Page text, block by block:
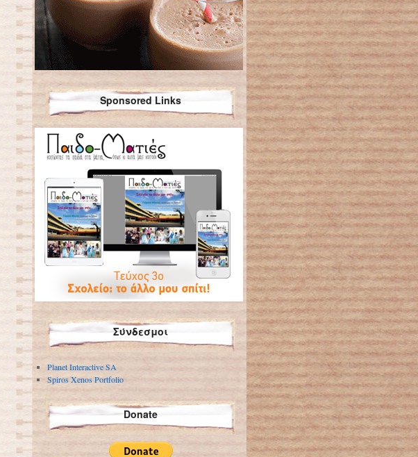
Sponsored Links
Σύνδεσμοι
Planet Interactive SA
Spiros Xenos Portfolio
Donate